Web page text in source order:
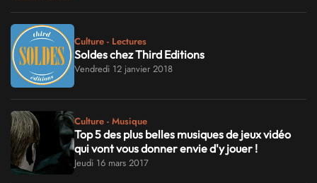
Culture - Lectures
Soldes chez Third Editions
Vendredi 12 janvier 2018
Culture - Musique
Top 5 des plus belles musiques de jeux vidéo
qui vont vous donner envie d'y jouer !
Jeudi 16 mars 2017